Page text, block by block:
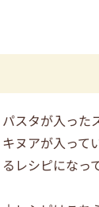
パスタが入った
キヌアが入って
るレシピになっ